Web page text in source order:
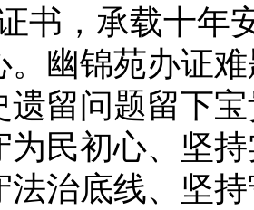
书，承载十年
。幽锦苑办证
遗留问题留下
为民初心、坚
法治底线、坚